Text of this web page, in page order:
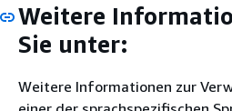
Weitere
Sie unter:
Weitere Informationen zur